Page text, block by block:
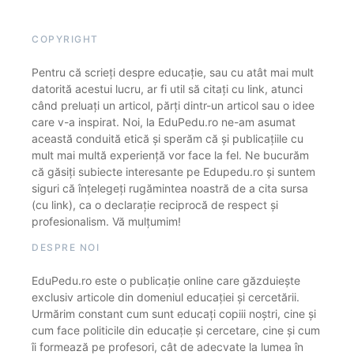
COPYRIGHT
Pentru că scrieți despre educație, sau cu atât mai mult
datorită acestui lucru, ar fi util să citați cu link, atunci
când preluați un articol, părți dintr-un articol sau o idee
care v-a inspirat. Noi, la EduPedu.ro ne-am asumat
această conduită etică și sperăm că și publicațiile cu
mult mai multă experiență vor face la fel. Ne bucurăm
că găsiți subiecte interesante pe Edupedu.ro și suntem
siguri că înțelegeți rugămintea noastră de a cita sursa
(cu link), ca o declarație reciprocă de respect și
profesionalism. Vă mulțumim!
DESPRE NOI
EduPedu.ro este o publicație online care găzduiește
exclusiv articole din domeniul educației și cercetării.
Urmărim constant cum sunt educați copiii noștri, cine și
cum face politicile din educație și cercetare, cine și cum
îi formează pe profesori, cât de adecvate la lumea în